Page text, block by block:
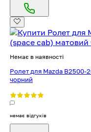
Немає в наявності
Ролет для Mazda B2500-
чорний
немає відгуків